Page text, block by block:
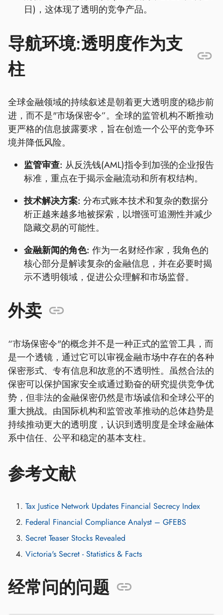
日)，这体现了透明的竞争产品。
导航环境:透明度作为支
柱
全球金融领域的持续叙述是朝着更大透明度的稳步前
进，而不是"市场保密令”。全球的监管机构不断推动
更严格的信息披露要求，旨在创造一个公平的竞争环
境并降低风险。
监管审查: 从反洗钱(AML)指令到加强的企业报告
标准，重点在于揭示金融流动和所有权结构。
技术解决方案: 分布式账本技术和复杂的数据分
析正越来越多地被探索，以增强可追溯性并减少
隐藏交易的可能性。
金融新闻的角色: 作为一名财经作家，我角色的
核心部分是解读复杂的金融信息，并在必要时揭
示不透明领域，促进公众理解和市场监督。
外卖
“市场保密令"的概念并不是一种正式的监管工具，而
是一个透镜，通过它可以审视金融市场中存在的各种
保密形式、专有信息和故意的不透明性。虽然合法的
保密可以保护国家安全或通过勤奋的研究提供竞争优
势，但非法的金融保密仍然是市场诚信和全球公平的
重大挑战。由国际机构和监管改革推动的总体趋势是
持续推动更大的透明度，认识到透明度是全球金融体
系中信任、公平和稳定的基本支柱。
参考文献
Tax Justice Network Updates Financial Secrecy Index
Federal Financial Compliance Analyst – GFEBS
Secret Teaser Stocks Revealed
Victoria's Secret - Statistics & Facts
经常问的问题